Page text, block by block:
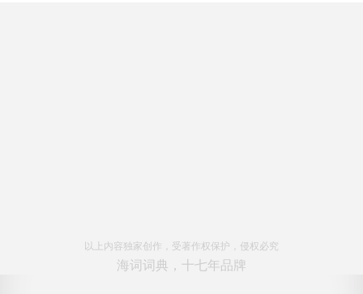
以上内容独家创作，受著作权保护，侵权必究
海词词典，十七年品牌